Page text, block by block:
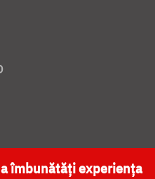
NAȚIONALĂ
îmbunătăți experiența